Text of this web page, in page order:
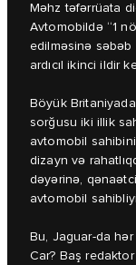
Məhz təfərrüata
Avtomobildə “1
edilməsinə səbəb
ardıcıl ikinci ildir
Böyük
sorğusu iki illik
avtomobil
dizayn və
dəyərinə,
avtomobil
Bu, Jaguar-da
Car? Baş